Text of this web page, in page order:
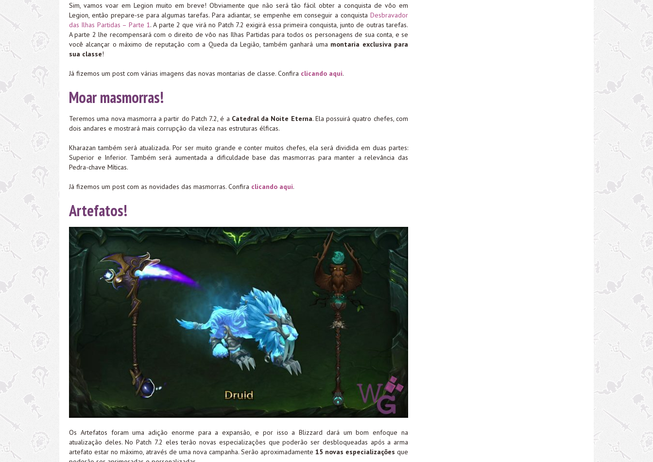
Sim, vamos voar em Legion muito em breve! Obviamente que não será tão fácil obter a conquista de vôo em
Legion, então prepare-se para algumas tarefas. Para adiantar, se empenhe em conseguir a conquista Desbravador
das Ilhas Partidas – Parte 1. A parte 2 que virá no Patch 7.2 exigirá essa primeira conquista, junto de outras tarefas.
A parte 2 lhe recompensará com o direito de vôo nas Ilhas Partidas para todos os personagens de sua conta, e se
você alcançar o máximo de reputação com a Queda da Legião, também ganhará uma montaria exclusiva para
sua classe!
Já fizemos um post com várias imagens das novas montarias de classe. Confira clicando aqui.
Moar masmorras!
Teremos uma nova masmorra a partir do Patch 7.2, é a Catedral da Noite Eterna. Ela possuirá quatro chefes, com
dois andares e mostrará mais corrupção da vileza nas estruturas élficas.
Kharazan também será atualizada. Por ser muito grande e conter muitos chefes, ela será dividida em duas partes:
Superior e Inferior. Também será aumentada a dificuldade base das masmorras para manter a relevância das
Pedra-chave Míticas.
Já fizemos um post com as novidades das masmorras. Confira clicando aqui.
Artefatos!
Os Artefatos foram uma adição enorme para a expansão, e por isso a Blizzard dará um bom enfoque na
atualização deles. No Patch 7.2 eles terão novas especializações que poderão ser desbloqueadas após a arma
artefato estar no máximo, através de uma nova campanha. Serão aproximadamente 15 novas especializações que